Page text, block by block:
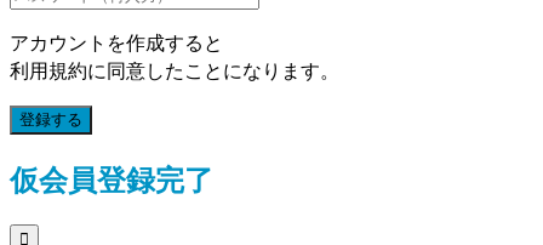
アカウントを作成すると
利用規約に同意したことになります。
登録する
仮会員登録完了
